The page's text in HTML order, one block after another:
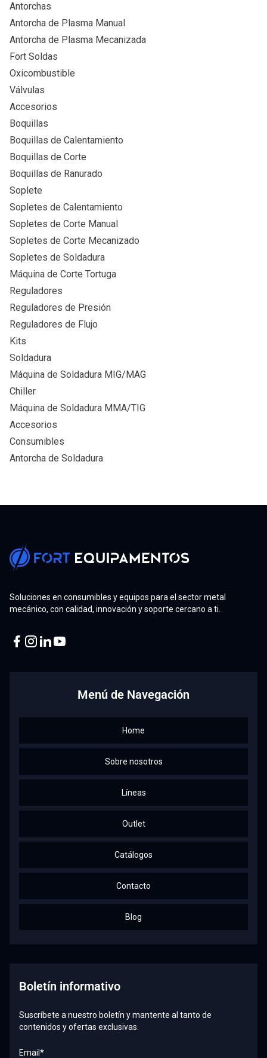
Antorchas
Antorcha de Plasma Manual
Antorcha de Plasma Mecanizada
Fort Soldas
Oxicombustible
Válvulas
Accesorios
Boquillas
Boquillas de Calentamiento
Boquillas de Corte
Boquillas de Ranurado
Soplete
Sopletes de Calentamiento
Sopletes de Corte Manual
Sopletes de Corte Mecanizado
Sopletes de Soldadura
Máquina de Corte Tortuga
Reguladores
Reguladores de Presión
Reguladores de Flujo
Kits
Soldadura
Máquina de Soldadura MIG/MAG
Chiller
Máquina de Soldadura MMA/TIG
Accesorios
Consumibles
Antorcha de Soldadura
Soluciones en consumibles y equipos para el sector metal
mecánico, con calidad, innovación y soporte cercano a ti.
Menú de Navegación
Home
Sobre nosotros
Líneas
Outlet
Catálogos
Contacto
Blog
Boletín informativo
Suscríbete a nuestro boletín y mantente al tanto de
contenidos y ofertas exclusivas.
Email*